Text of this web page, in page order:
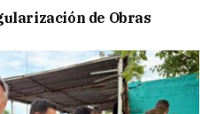
de Obras